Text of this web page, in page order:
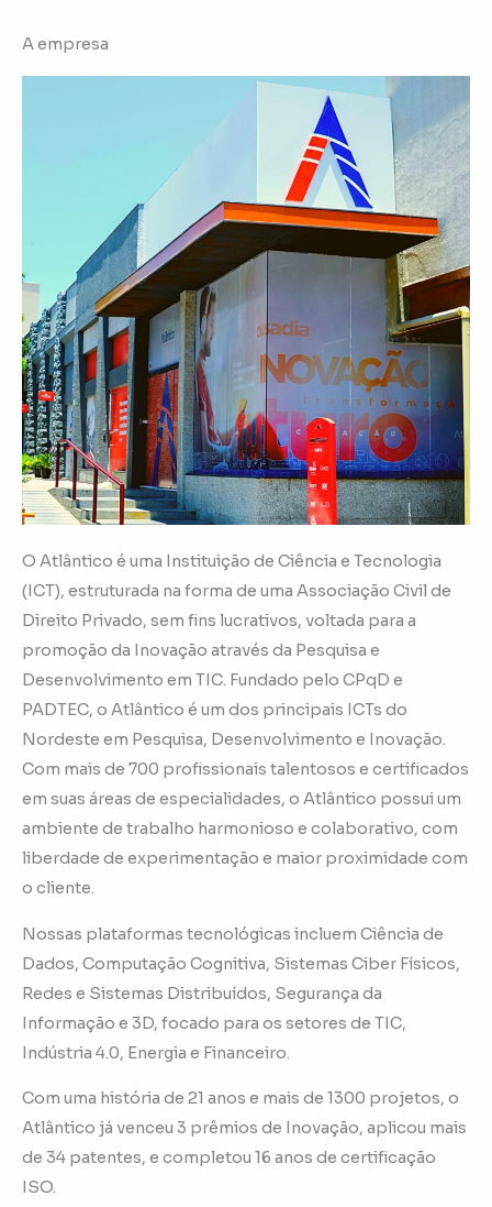
A empresa
O Atlântico é uma Instituição de Ciência e Tecnologia
(ICT), estruturada na forma de uma Associação Civil de
Direito Privado, sem fins lucrativos, voltada para a
promoção da Inovação através da Pesquisa e
Desenvolvimento em TIC. Fundado pelo CPqD e
PADTEC, o Atlântico é um dos principais ICTs do
Nordeste em Pesquisa, Desenvolvimento e Inovação.
Com mais de 700 profissionais talentosos e certificados
em suas áreas de especialidades, o Atlântico possui um
ambiente de trabalho harmonioso e colaborativo, com
liberdade de experimentação e maior proximidade com
o cliente.
Nossas plataformas tecnológicas incluem Ciência de
Dados, Computação Cognitiva, Sistemas Ciber Físicos,
Redes e Sistemas Distribuídos, Segurança da
Informação e 3D, focado para os setores de TIC,
Indústria 4.0, Energia e Financeiro.
Com uma história de 21 anos e mais de 1300 projetos, o
Atlântico já venceu 3 prêmios de Inovação, aplicou mais
de 34 patentes, e completou 16 anos de certificação
ISO.